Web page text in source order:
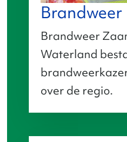
Brandweer
Brandweer
Waterland
over de regio.